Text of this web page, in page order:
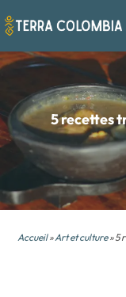
5 recettes
Accueil»Art et culture» 5